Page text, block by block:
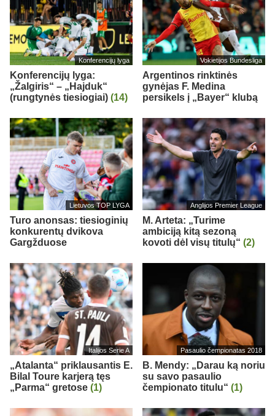
Konferencijų lyga
Konferencijų lyga:
„Žalgiris“ – „Hajduk“
(rungtynės tiesiogiai) (14)
Vokietijos Bundesliga
Argentinos rinktinės
gynėjas F. Medina
persikels į „Bayer“ klubą
Lietuvos TOP LYGA
Turo anonsas: tiesioginių
konkurentų dvikova
Gargžduose
Anglijos Premier League
M. Arteta: „Turime
ambiciją kitą sezoną
kovoti dėl visų titulų“ (2)
Italijos Serie A
„Atalanta“ priklausantis E.
Bilal Toure karjerą tęs
„Parma“ gretose (1)
Pasaulio čempionatas 2018
B. Mendy: „Darau ką noriu
su savo pasaulio
čempionato titulu“ (1)